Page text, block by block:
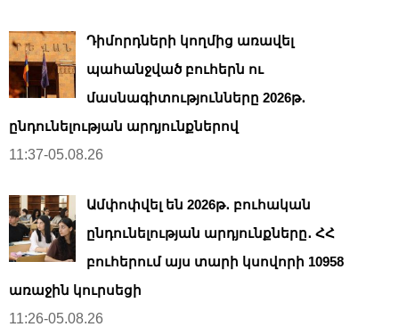
Դիմորդների կողմից առավել
պահանջված բուհերն ու
մասնագիտությունները 2026թ․
ընդունելության արդյունքներով
11:37-05.08.26
Ամփոփվել են 2026թ․ բուհական
ընդունելության արդյունքները․ ՀՀ
բուհերում այս տարի կսովորի 10958
առաջին կուրսեցի
11:26-05.08.26